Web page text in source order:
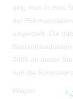
ging man in zwei
der
umgestellt. Die
2005 an dieser
nun die
Wegen